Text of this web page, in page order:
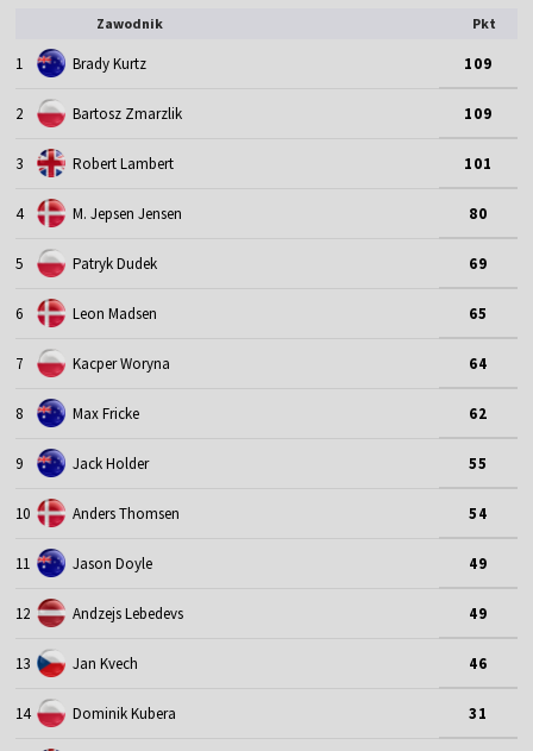
Zawodnik Pkt
1 Brady Kurtz 109
2 Bartosz Zmarzlik 109
3 Robert Lambert 101
4 M. Jepsen Jensen 80
5 Patryk Dudek 69
6 Leon Madsen 65
7 Kacper Woryna 64
8 Max Fricke 62
9 Jack Holder 55
10 Anders Thomsen 54
11 Jason Doyle 49
12 Andzejs Lebedevs 49
13 Jan Kvech 46
14 Dominik Kubera 31